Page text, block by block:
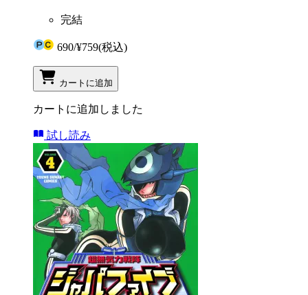
完結
690/¥759(税込)
カートに追加
カートに追加しました
試し読み